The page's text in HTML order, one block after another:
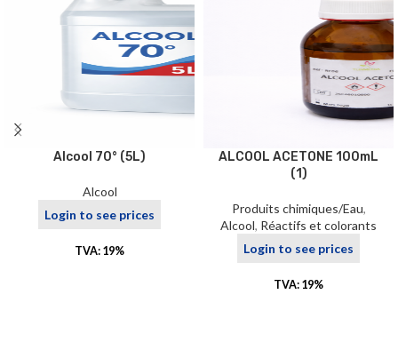
Alcool 70° (5L)
Alcool
Login to see prices
TVA: 19%
ALCOOL ACETONE 100mL
(1)
Produits chimiques/Eau,
Alcool, Réactifs et colorants
Login to see prices
TVA: 19%